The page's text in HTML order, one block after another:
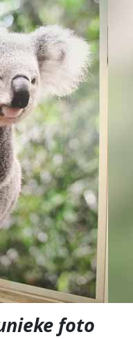
foto